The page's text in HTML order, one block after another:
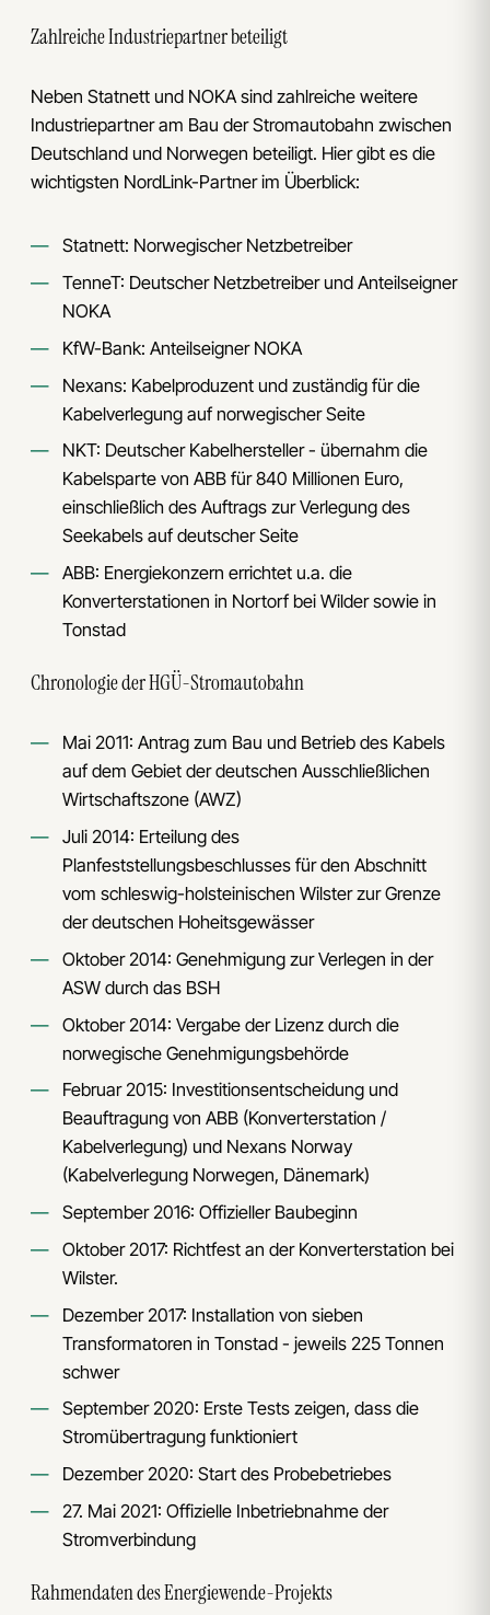
Zahlreiche Industriepartner beteiligt
Neben Statnett und NOKA sind zahlreiche weitere
Industriepartner am Bau der Stromautobahn zwischen
Deutschland und Norwegen beteiligt. Hier gibt es die
wichtigsten NordLink-Partner im Überblick:
Statnett: Norwegischer Netzbetreiber
TenneT: Deutscher Netzbetreiber und Anteilseigner
NOKA
KfW-Bank: Anteilseigner NOKA
Nexans: Kabelproduzent und zuständig für die
Kabelverlegung auf norwegischer Seite
NKT: Deutscher Kabelhersteller - übernahm die
Kabelsparte von ABB für 840 Millionen Euro,
einschließlich des Auftrags zur Verlegung des
Seekabels auf deutscher Seite
ABB: Energiekonzern errichtet u.a. die
Konverterstationen in Nortorf bei Wilder sowie in
Tonstad
Chronologie der HGÜ-Stromautobahn
Mai 2011: Antrag zum Bau und Betrieb des Kabels
auf dem Gebiet der deutschen Ausschließlichen
Wirtschaftszone (AWZ)
Juli 2014: Erteilung des
Planfeststellungsbeschlusses für den Abschnitt
vom schleswig-holsteinischen Wilster zur Grenze
der deutschen Hoheitsgewässer
Oktober 2014: Genehmigung zur Verlegen in der
ASW durch das BSH
Oktober 2014: Vergabe der Lizenz durch die
norwegische Genehmigungsbehörde
Februar 2015: Investitionsentscheidung und
Beauftragung von ABB (Konverterstation /
Kabelverlegung) und Nexans Norway
(Kabelverlegung Norwegen, Dänemark)
September 2016: Offizieller Baubeginn
Oktober 2017: Richtfest an der Konverterstation bei
Wilster.
Dezember 2017: Installation von sieben
Transformatoren in Tonstad - jeweils 225 Tonnen
schwer
September 2020: Erste Tests zeigen, dass die
Stromübertragung funktioniert
Dezember 2020: Start des Probebetriebes
27. Mai 2021: Offizielle Inbetriebnahme der
Stromverbindung
Rahmendaten des Energiewende-Projekts